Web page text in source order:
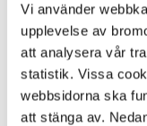
Vi använder
upplevelse av
att analysera vår
statistik. Vissa
webbsidorna ska
att stänga av.
Tisteln
Bruksgatan 9U
Box 18, 295 21
0456-82 25 96